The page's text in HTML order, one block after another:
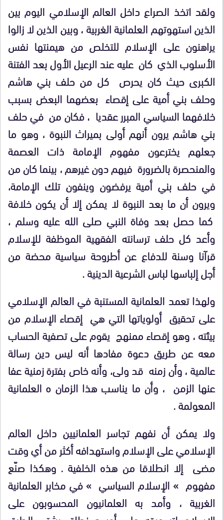
ولقد اتخذ الصراع داخل العالم الإسلامي اليوم بين
الذين استهوتهم العلمانية الغربية ، وبين الذين لا زالوا
يراهنون على الإسلام للتخلص من هيمنتها نفس
الأسلوب الذي كان عليه عند الرعيل الأول بعد الفتنة
الكبرى حيث كان يحرص كل من حلف بني هاشم
وحلف بني أمية على إقصاء بعضهما البعض بسبب
خلافهما السياسي المبرر عقديا ، فكان من في حلف
بني هاشم يرون أنهم أولى بميراث النبوة ، وهو ما
جعلهم يخترعون مفهوم الإمامة ذات العصمة
والمنحصرة بالضرورة فيهم دون غيرهم ، بينما كان من
في حلف بني أمية يرفضون وينفون تلك الإمامة،
ويرون أن ما بعد النبوة لا يمكن إلا أن يكون خلافة
كما حصل بعد وفاة النبي صلى الله عليه وسلم ،
وأعد كل حلف ترسانته الفقهية الموظفة للإسلام
قرآنا وسنة للدفاع عن أطروحة سياسية محضة من
أجل إلباسها لباس الشرعية الدينية .
ولهذا تعمد العلمانية المستنبة في العالم الإسلامي
على تحقيق أولوياتها التي هي إقصاء الإسلام من
بيئته ، وهو إقصاء ممنهج يقوم على تصفية الحساب
معه عن طريق دعوة مفادها أنه ليس دين رسالة
عالمية ، وأن زمنه قد ولى، وأنه خاص بفترة زمنية عفا
عنها الزمن ، وأن ما يناسب هذا الزمان ه العلمانية
المعولمة .
ولا يمكن أن نفهم تجاسر العلمانيين داخل العالم
الإسلامي على الإسلام واستهدافه أكثر من أي وقت
مضى إلا انطلاقا من هذه الخلفية . وهكذا صنّع
مفهوم » الإسلام السياسي » في مخابر العلمانية
الغربية ، وأمد به العلمانيون المحسوبون على